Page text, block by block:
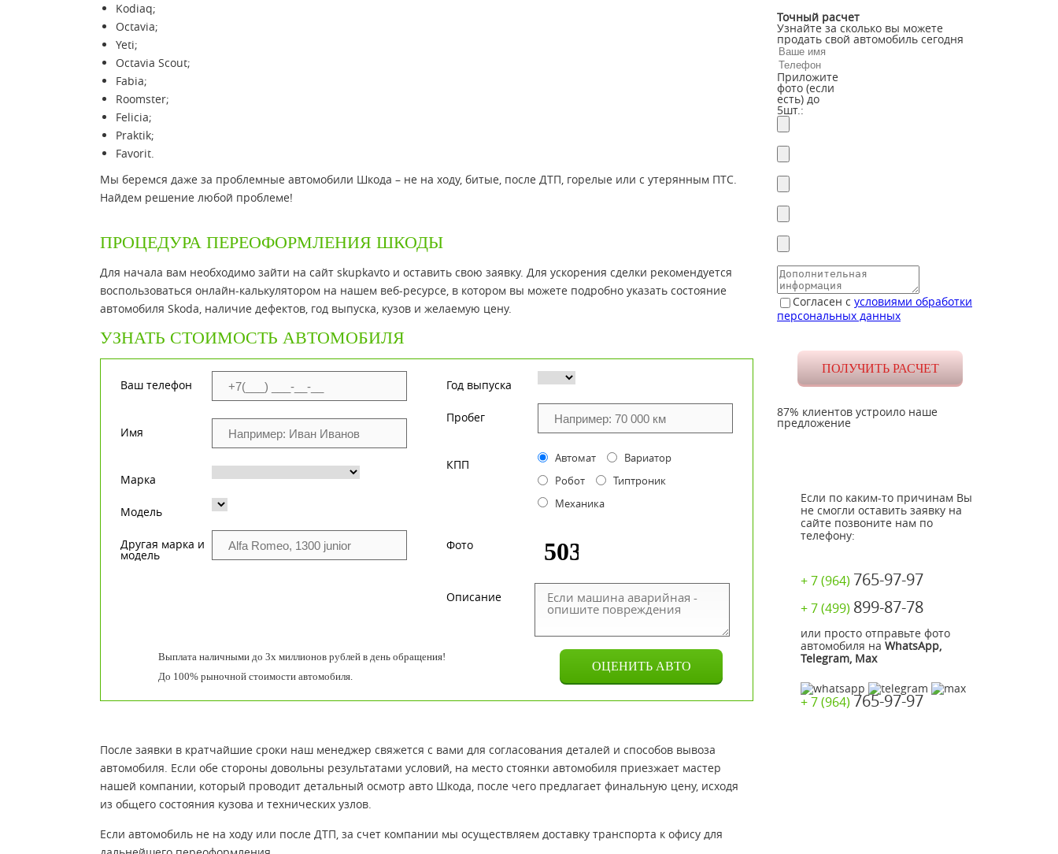
Точный расчет
Узнайте за сколько вы можете
продать свой автомобиль сегодня
Приложите
фото (если
есть) до
5шт.:
Согласен с условиями обработки
персональных данных
87% клиентов устроило наше
предложение
Если по каким-то причинам Вы
не смогли оставить заявку на
сайте позвоните нам по
телефону:
+ 7 (964) 765-97-97
+ 7 (499) 899-87-78
или просто отправьте фото
автомобиля на WhatsApp,
Telegram, Max
+ 7 (964) 765-97-97
Kodiaq;
Octavia;
Yeti;
Octavia Scout;
Fabia;
Roomster;
Felicia;
Praktik;
Favorit.
Мы беремся даже за проблемные автомобили Шкода – не на ходу, битые, после ДТП, горелые или с утерянным ПТС.
Найдем решение любой проблеме!
ПРОЦЕДУРА ПЕРЕОФОРМЛЕНИЯ ШКОДЫ
Для начала вам необходимо зайти на сайт skupkavto и оставить свою заявку. Для ускорения сделки рекомендуется
воспользоваться онлайн-калькулятором на нашем веб-ресурсе, в котором вы можете подробно указать состояние
автомобиля Skoda, наличие дефектов, год выпуска, кузов и желаемую цену.
УЗНАТЬ СТОИМОСТЬ АВТОМОБИЛЯ
Ваш телефон
Имя
Марка
Модель
Другая марка и
модель
Год выпуска
Пробег
КПП Автомат
Вариатор
Робот
Типтроник
Механика
Фото
Описание
Выплата наличными до 3х миллионов рублей в день обращения!
До 100% рыночной стоимости автомобиля.
После заявки в кратчайшие сроки наш менеджер свяжется с вами для согласования деталей и способов вывоза
автомобиля. Если обе стороны довольны результатами условий, на место стоянки автомобиля приезжает мастер
нашей компании, который проводит детальный осмотр авто Шкода, после чего предлагает финальную цену, исходя
из общего состояния кузова и технических узлов.
Если автомобиль не на ходу или после ДТП, за счет компании мы осуществляем доставку транспорта к офису для